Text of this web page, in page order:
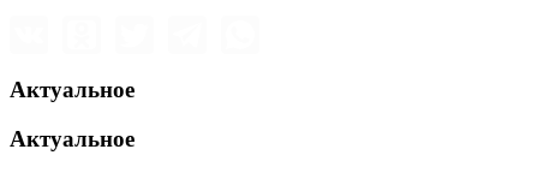
Актуальное
Актуальное